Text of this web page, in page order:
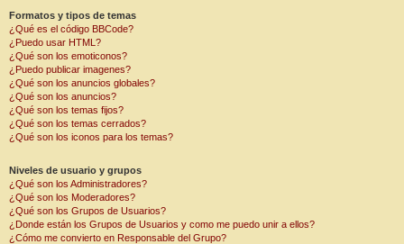
Formatos y tipos de temas
¿Qué es el código BBCode?
¿Puedo usar HTML?
¿Qué son los emoticonos?
¿Puedo publicar imagenes?
¿Qué son los anuncios globales?
¿Qué son los anuncios?
¿Qué son los temas fijos?
¿Qué son los temas cerrados?
¿Qué son los iconos para los temas?
Niveles de usuario y grupos
¿Qué son los Administradores?
¿Qué son los Moderadores?
¿Qué son los Grupos de Usuarios?
¿Donde están los Grupos de Usuarios y como me puedo unir a ellos?
¿Cómo me convierto en Responsable del Grupo?